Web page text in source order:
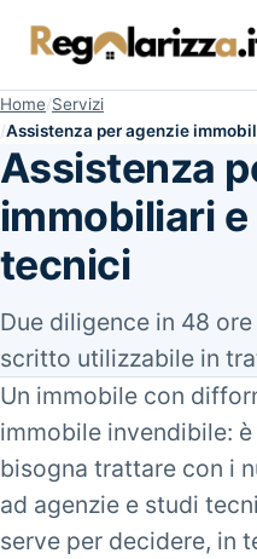
Home Servizi
Assistenza per agenzie
Assistenza
immobiliari
tecnici
Due diligence in 48
scritto utilizzabile in
Un immobile con
immobile invendibile:
bisogna trattare con i
ad agenzie e studi
serve per decidere, in